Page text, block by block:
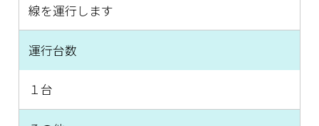
線を運行します
運行台数
１台